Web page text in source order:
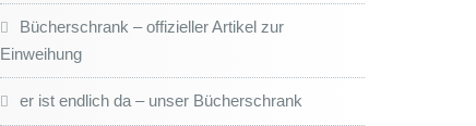
Bücherschrank – offizieller Artikel zur
Einweihung
er ist endlich da – unser Bücherschrank